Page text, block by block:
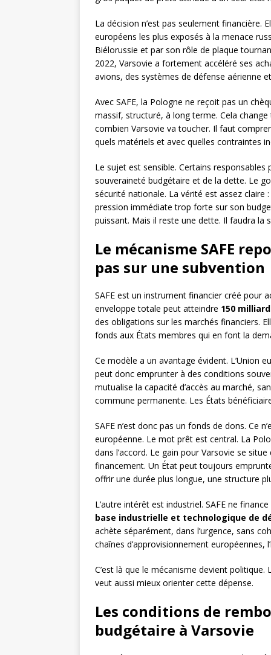
La décision n’est pas seulement financière.
européens les plus exposés à la menace
Biélorussie et par son rôle de plaque
2022, Varsovie a fortement accéléré ses
avions, des systèmes de défense aérienne
Avec SAFE, la Pologne ne reçoit pas un
massif, structuré, à long terme. Cela
combien Varsovie va toucher. Il faut
quels matériels et avec quelles contraintes
Le sujet est sensible. Certains
souveraineté budgétaire et de la dette. Le
sécurité nationale. La vérité est assez
pression immédiate trop forte sur son
puissant. Mais il reste une dette. Il faudra la
Le mécanisme SAFE
pas sur une subvention
SAFE est un instrument financier créé pour
enveloppe totale peut atteindre 150
des obligations sur les marchés financiers.
fonds aux États membres qui en font la
Ce modèle a un avantage évident. L’Union
peut donc emprunter à des conditions
mutualise la capacité d’accès au marché,
commune permanente. Les États
SAFE n’est donc pas un fonds de dons. Ce
européenne. Le mot prêt est central. La
dans l’accord. Le gain pour Varsovie se
financement. Un État peut toujours
offrir une durée plus longue, une structure
L’autre intérêt est industriel. SAFE ne
base industrielle et technologique de
achète séparément, dans l’urgence, sans
chaînes d’approvisionnement
C’est là que le mécanisme devient politique.
veut aussi mieux orienter cette dépense.
Les conditions de
budgétaire à Varsovie